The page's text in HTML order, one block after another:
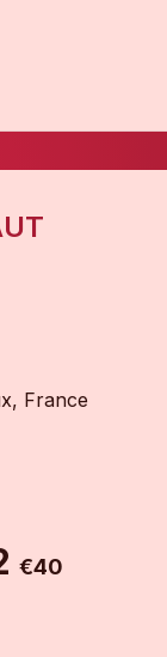
France
€40